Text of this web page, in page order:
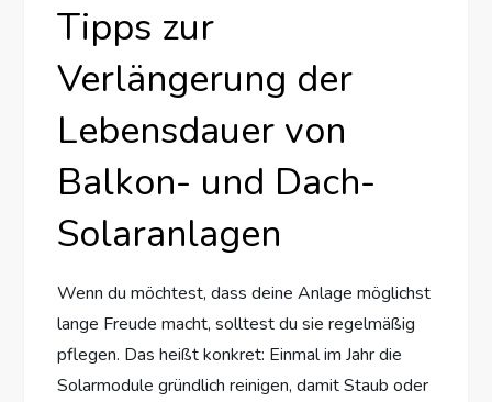
Tipps zur
Verlängerung der
Lebensdauer von
Balkon- und Dach-
Solaranlagen
Wenn du möchtest, dass deine Anlage möglichst
lange Freude macht, solltest du sie regelmäßig
pflegen. Das heißt konkret: Einmal im Jahr die
Solarmodule gründlich reinigen, damit Staub oder